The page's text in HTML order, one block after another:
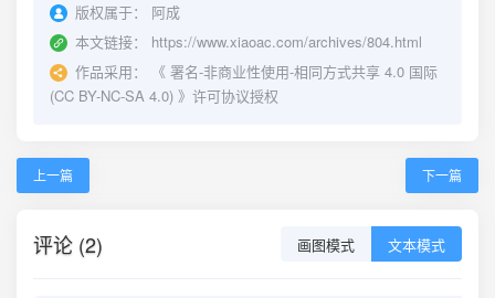
版权属于：
阿成
本文链接：
https://www.xiaoac.com/archives/804.html
作品采用：
《 署名-非商业性使用-相同方式共享 4.0 国际
(CC BY-NC-SA 4.0) 》许可协议授权
上一篇 下一篇
评论 (2) 画图模式 文本模式